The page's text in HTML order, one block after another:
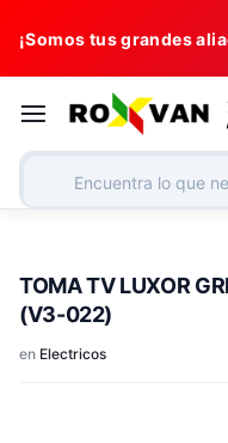
¡Somos tus grandes
TOMA TV LUXOR
(V3-022)
en Electricos